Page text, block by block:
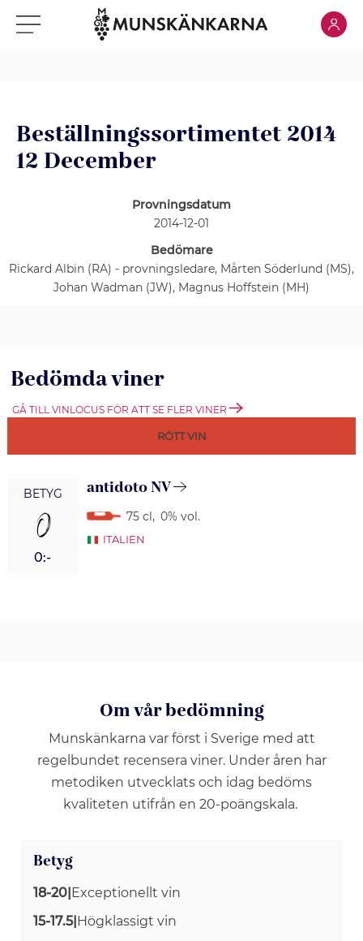
Klicka för meny Klicka
Beställningssortimentet 2014
12 December
Provningsdatum
2014-12-01
Bedömare
Rickard Albin (RA) - provningsledare, Mårten Söderlund (MS),
Johan Wadman (JW), Magnus Hoffstein (MH)
Bedömda viner
GÅ TILL VINLOCUS FÖR ATT SE FLER VINER
RÖTT VIN
BETYG
0
0:-
antidoto NV
75 cl, 0% vol.
ITALIEN
Om vår bedömning
Munskänkarna var först i Sverige med att
regelbundet recensera viner. Under åren har
metodiken utvecklats och idag bedöms
kvaliteten utifrån en 20-poängskala.
Betyg
18-20|Exceptionellt vin
15-17.5|Högklassigt vin